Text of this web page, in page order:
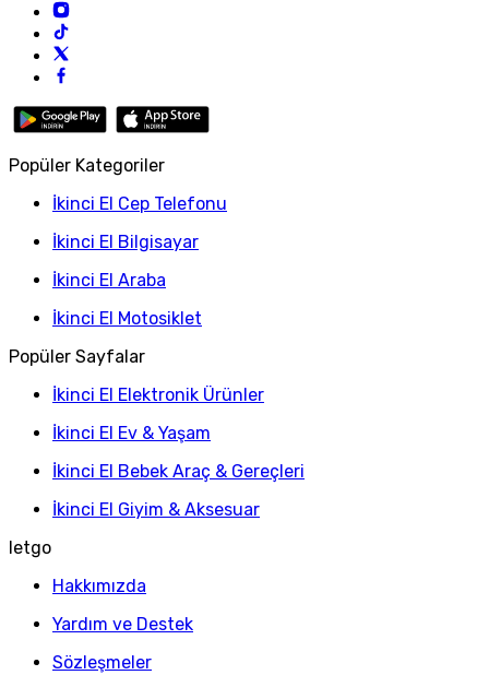
Popüler Kategoriler
İkinci El Cep Telefonu
İkinci El Bilgisayar
İkinci El Araba
İkinci El Motosiklet
Popüler Sayfalar
İkinci El Elektronik Ürünler
İkinci El Ev & Yaşam
İkinci El Bebek Araç & Gereçleri
İkinci El Giyim & Aksesuar
letgo
Hakkımızda
Yardım ve Destek
Sözleşmeler